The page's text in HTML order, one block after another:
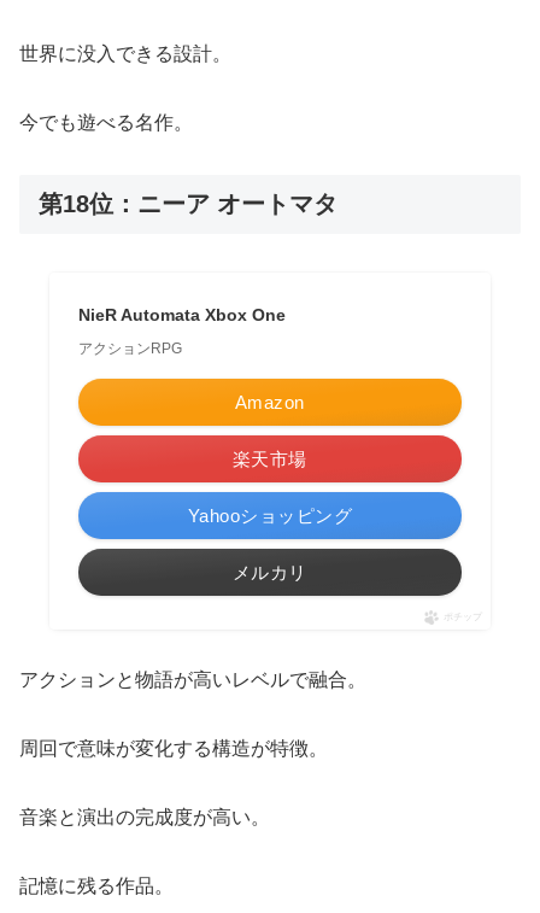
世界に没入できる設計。
今でも遊べる名作。
第18位：ニーア オートマタ
NieR Automata Xbox One
アクションRPG
Amazon
楽天市場
Yahooショッピング
メルカリ
ポチップ
アクションと物語が高いレベルで融合。
周回で意味が変化する構造が特徴。
音楽と演出の完成度が高い。
記憶に残る作品。